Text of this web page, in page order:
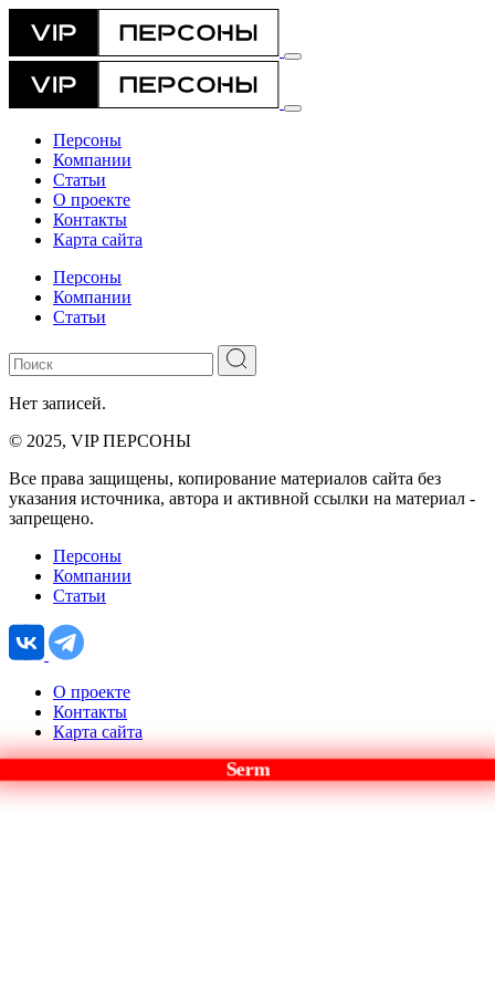
Персоны
Компании
Статьи
О проекте
Контакты
Карта сайта
Персоны
Компании
Статьи
Нет записей.
© 2025, VIP ПЕРСОНЫ
Все права защищены, копирование материалов сайта без
указания источника, автора и активной ссылки на материал -
запрещено.
Персоны
Компании
Статьи
О проекте
Контакты
Карта сайта
Serm